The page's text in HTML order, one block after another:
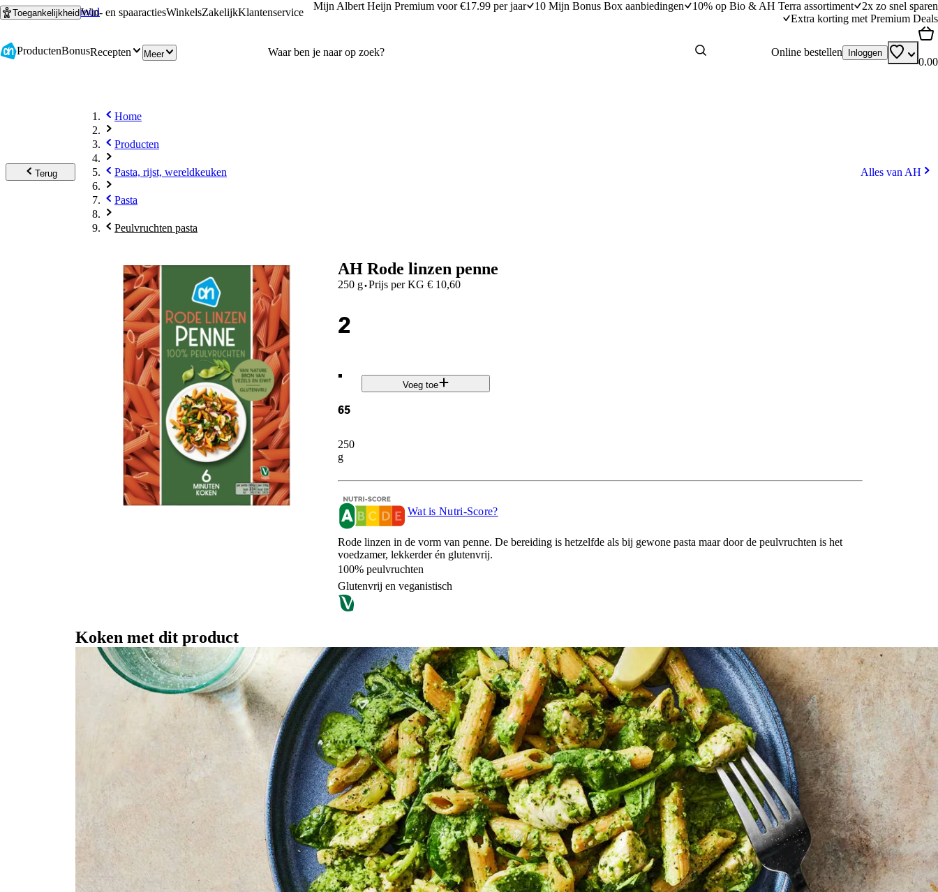
Ga naar hoofdinhoud
Ga naar zoeken
ToegankelijkheidWin- en spaaractiesWinkelsZakelijkKlantenservice
Mijn Albert Heijn Premium voor €17.99 per jaar 10 Mijn Bonus Box aanbiedingen 10% op Bio & AH Terra assortiment
2x zo snel sparen
Extra korting met Premium Deals
ProductenBonusRecepten Meer Online bestellen Inloggen
0.00
Terug
Home
Producten
Pasta, rijst, wereldkeuken
Pasta
Peulvruchten pasta
Alles van AH
AH Rode linzen penne
250 g·Prijs per KG € 10,60
2
.
65
250
g
Voeg toe
Wat is Nutri-Score?
Rode linzen in de vorm van penne. De bereiding is hetzelfde als bij gewone pasta maar door de peulvruchten is het
voedzamer, lekkerder én glutenvrij.
100% peulvruchten
Glutenvrij en veganistisch
Koken met dit product